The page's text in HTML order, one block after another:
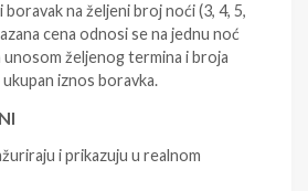
na željeni broj noći (3, 4, 5,
cena odnosi se na jednu noć
željenog termina i broja
iznos boravka.
i prikazuju u realnom